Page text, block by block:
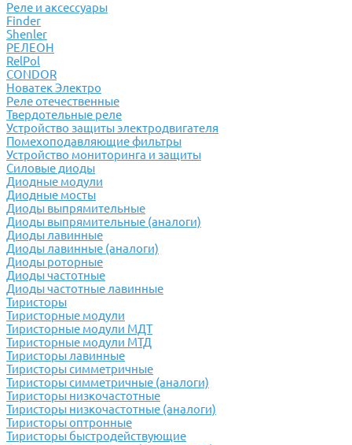
Реле и аксессуары
Finder
Shenler
РЕЛЕОН
RelPol
CONDOR
Новатек Электро
Реле отечественные
Твердотельные реле
Устройство защиты электродвигателя
Помехоподавляющие фильтры
Устройство мониторинга и защиты
Силовые диоды
Диодные модули
Диодные мосты
Диоды выпрямительные
Диоды выпрямительные (аналоги)
Диоды лавинные
Диоды лавинные (аналоги)
Диоды роторные
Диоды частотные
Диоды частотные лавинные
Тиристоры
Тиристорные модули
Тиристорные модули МДТ
Тиристорные модули МТД
Тиристоры лавинные
Тиристоры симметричные
Тиристоры симметричные (аналоги)
Тиристоры низкочастотные
Тиристоры низкочастотные (аналоги)
Тиристоры оптронные
Тиристоры быстродействующие